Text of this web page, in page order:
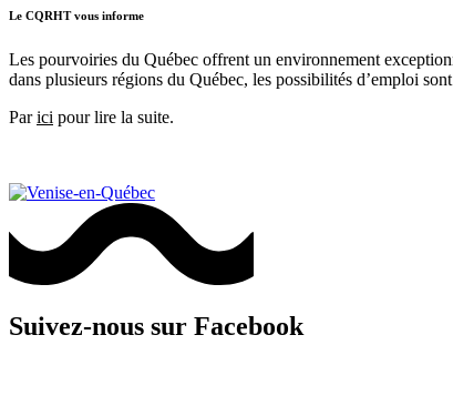
Le CQRHT vous informe
Les pourvoiries du Québec offrent un environnement
dans plusieurs régions du Québec, les possibilités d’emploi
Parici pour lire la suite.
Suivez-nous sur Facebook